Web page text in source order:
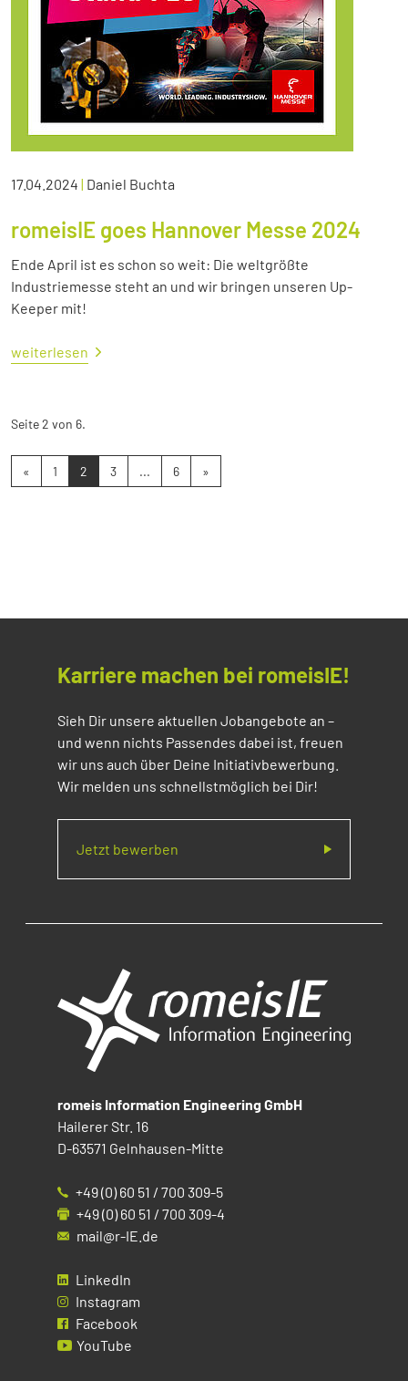
17.04.2024 | Daniel Buchta
romeisIE goes Hannover Messe 2024
Ende April ist es schon so weit: Die weltgrößte
Industriemesse steht an und wir bringen unseren Up-
Keeper mit!
weiterlesen
Seite 2 von 6.
« 1 2 3 ... 6 »
Karriere machen bei romeisIE!
Sieh Dir unsere aktuellen Jobangebote an –
und wenn nichts Passendes dabei ist, freuen
wir uns auch über Deine Initiativbewerbung.
Wir melden uns schnellstmöglich bei Dir!
Jetzt bewerben
romeis Information Engineering GmbH
Hailerer Str. 16
D-63571 Gelnhausen-Mitte
+49 (0) 60 51 / 700 309-5
+49 (0) 60 51 / 700 309-4
mail@r-IE.de
LinkedIn
Instagram
Facebook
YouTube